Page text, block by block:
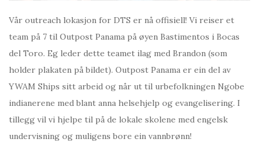
Vår outreach lokasjon for DTS er nå offisiell! Vi reiser et
team på 7 til Outpost Panama på øyen Bastimentos i Bocas
del Toro. Eg leder dette teamet ilag med Brandon (som
holder plakaten på bildet). Outpost Panama er ein del av
YWAM Ships sitt arbeid og når ut til urbefolkningen Ngobe
indianerene med blant anna helsehjelp og evangelisering. I
tillegg vil vi hjelpe til på de lokale skolene med engelsk
undervisning og muligens bore ein vannbrønn!